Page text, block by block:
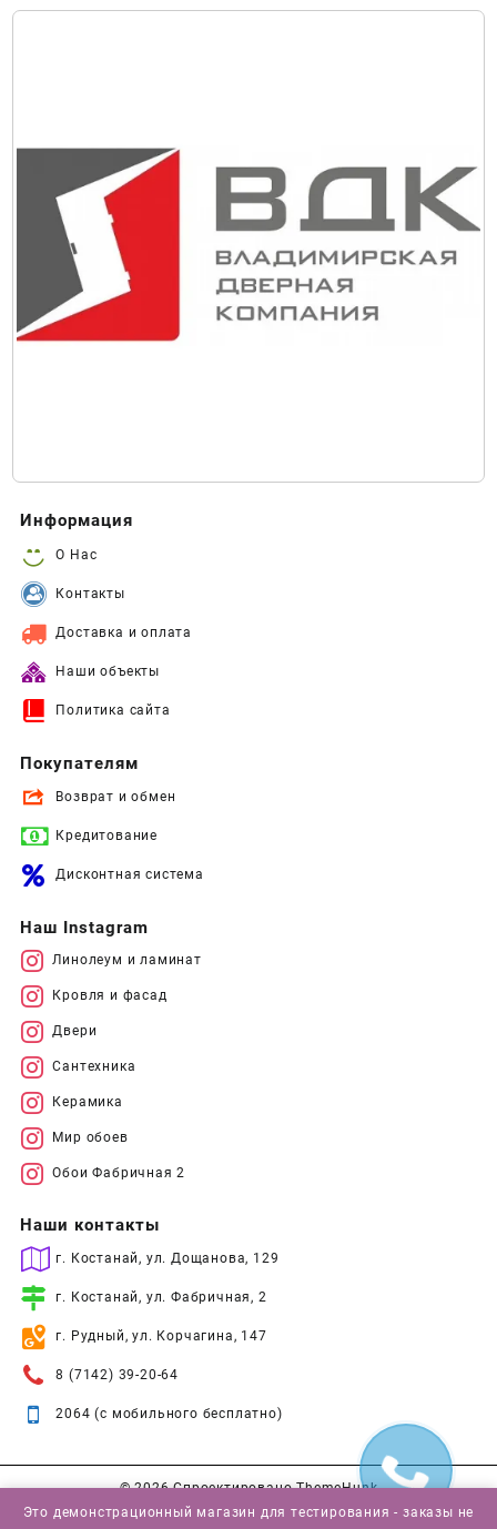
Информация
О Нас
Контакты
Доставка и оплата
Наши объекты
Политика сайта
Покупателям
Возврат и обмен
Кредитование
Дисконтная система
Наш Instagram
Линолеум и ламинат
Кровля и фасад
Двери
Сантехника
Керамика
Мир обоев
Обои Фабричная 2
Наши контакты
г. Костанай, ул. Дощанова, 129
г. Костанай, ул. Фабричная, 2
г. Рудный, ул. Корчагина, 147
8 (7142) 39-20-64
2064 (с мобильного бесплатно)
© 2026Спроектировано ThemeHunk
Это демонстрационный магазин для тестирования - заказы не